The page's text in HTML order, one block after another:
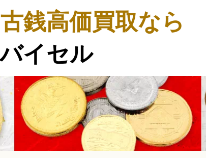
古銭高価買取なら
バイセル